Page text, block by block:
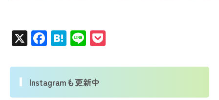
X Facebook
Hatena
Line
Instagramも更新中